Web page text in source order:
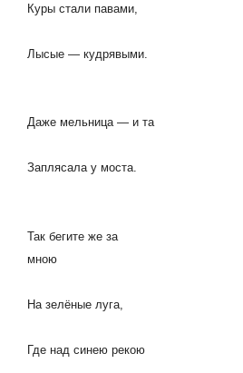
Куры стали павами,
Лысые — кудрявыми.
Даже мельница — и та
Заплясала у моста.
Так бегите же за
мною
На зелёные луга,
Где над синею рекою